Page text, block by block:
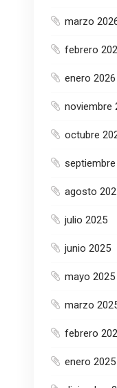
marzo
febrero
enero 2026
noviembre
octubre
agosto
julio 2025
junio 2025
mayo 2025
marzo
febrero
enero 2025